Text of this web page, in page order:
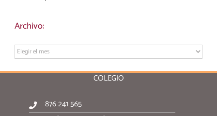
Archivo:
Archivo:
COLEGIO
876 241 565